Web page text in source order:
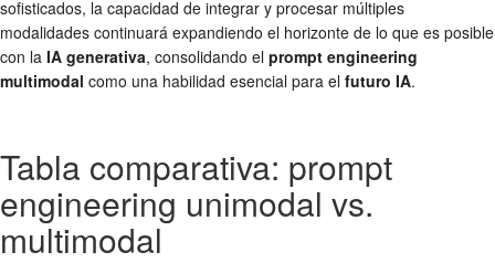
sofisticados, la capacidad de integrar y procesar múltiples
modalidades continuará expandiendo el horizonte de lo que es posible
con la IA generativa, consolidando el prompt engineering
multimodal como una habilidad esencial para el futuro IA.
Tabla comparativa: prompt
engineering unimodal vs.
multimodal